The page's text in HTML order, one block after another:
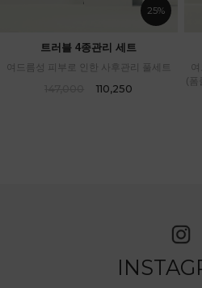
25%
트러블 4종관리 세트
여드름성 피부로 인한 사후관리 풀세트
110,250
(폼